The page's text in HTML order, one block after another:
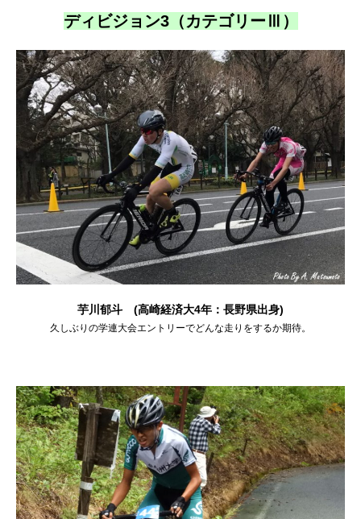
ディビジョン3（カテゴリーⅢ）
芋川郁斗 (高崎経済大4年：長野県出身)
久しぶりの学連大会エントリーでどんな走りをするか期待。